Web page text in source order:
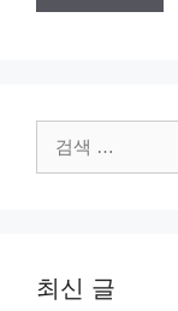
색:
최신 글